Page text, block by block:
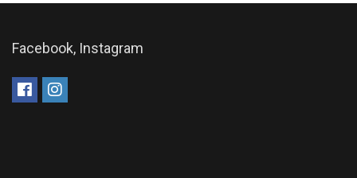
Facebook, Instagram